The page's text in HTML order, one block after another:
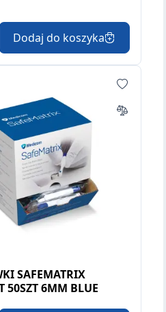
Dodaj do koszyka
SAFEMATRIX
50SZT 6MM BLUE